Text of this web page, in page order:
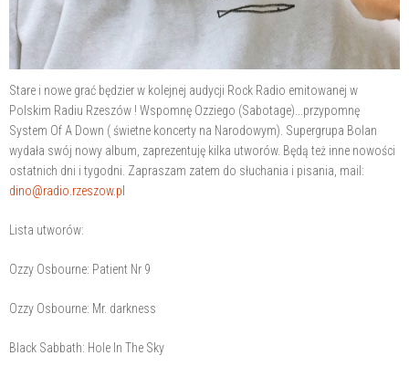
Stare i nowe grać będzier w kolejnej audycji Rock Radio emitowanej w
Polskim Radiu Rzeszów ! Wspomnę Ozziego (Sabotage)...przypomnę
System Of A Down ( świetne koncerty na Narodowym). Supergrupa Bolan
wydała swój nowy album, zaprezentuję kilka utworów. Będą też inne nowości
ostatnich dni i tygodni. Zapraszam zatem do słuchania i pisania, mail:
dino@radio.rzeszow.pl
Lista utworów:
Ozzy Osbourne: Patient Nr 9
Ozzy Osbourne: Mr. darkness
Black Sabbath: Hole In The Sky